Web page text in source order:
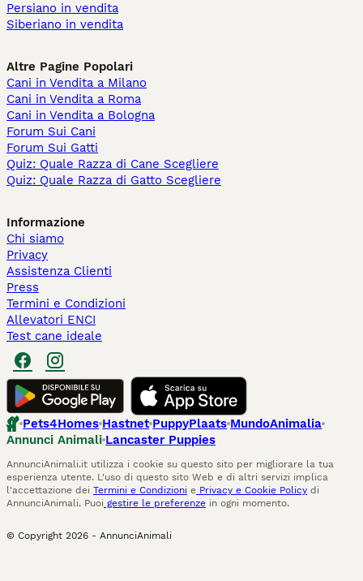
Persiano in vendita
Siberiano in vendita
Altre Pagine Popolari
Cani in Vendita a Milano
Cani in Vendita a Roma
Cani in Vendita a Bologna
Forum Sui Cani
Forum Sui Gatti
Quiz: Quale Razza di Cane Scegliere
Quiz: Quale Razza di Gatto Scegliere
Informazione
Chi siamo
Privacy
Assistenza Clienti
Press
Termini e Condizioni
Allevatori ENCI
Test cane ideale
Pets4Homes Hastnet PuppyPlaats MundoAnimalia
Annunci Animali Lancaster Puppies
AnnunciAnimali.it utilizza i cookie su questo sito per migliorare la tua
esperienza utente. L'uso di questo sito Web e di altri servizi implica
l'accettazione dei Termini e Condizioni e Privacy e Cookie Policy di
AnnunciAnimali. Puoi gestire le preferenze in ogni momento.
© Copyright 2026 - AnnunciAnimali